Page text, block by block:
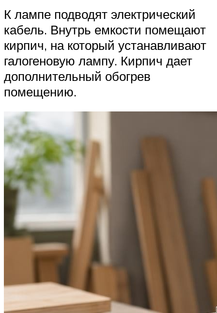
К лампе подводят электрический
кабель. Внутрь емкости помещают
кирпич, на который устанавливают
галогеновую лампу. Кирпич дает
дополнительный обогрев
помещению.